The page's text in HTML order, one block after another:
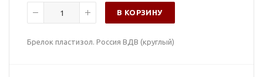
В КОРЗИНУ
Брелок пластизол. Россия ВДВ (круглый)